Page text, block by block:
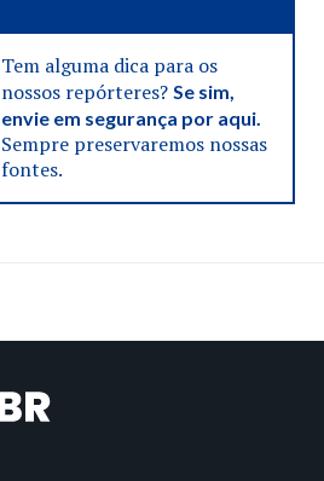
Tem alguma dica para os
nossos repórteres? Se sim,
envie em segurança por aqui.
Sempre preservaremos nossas
fontes.